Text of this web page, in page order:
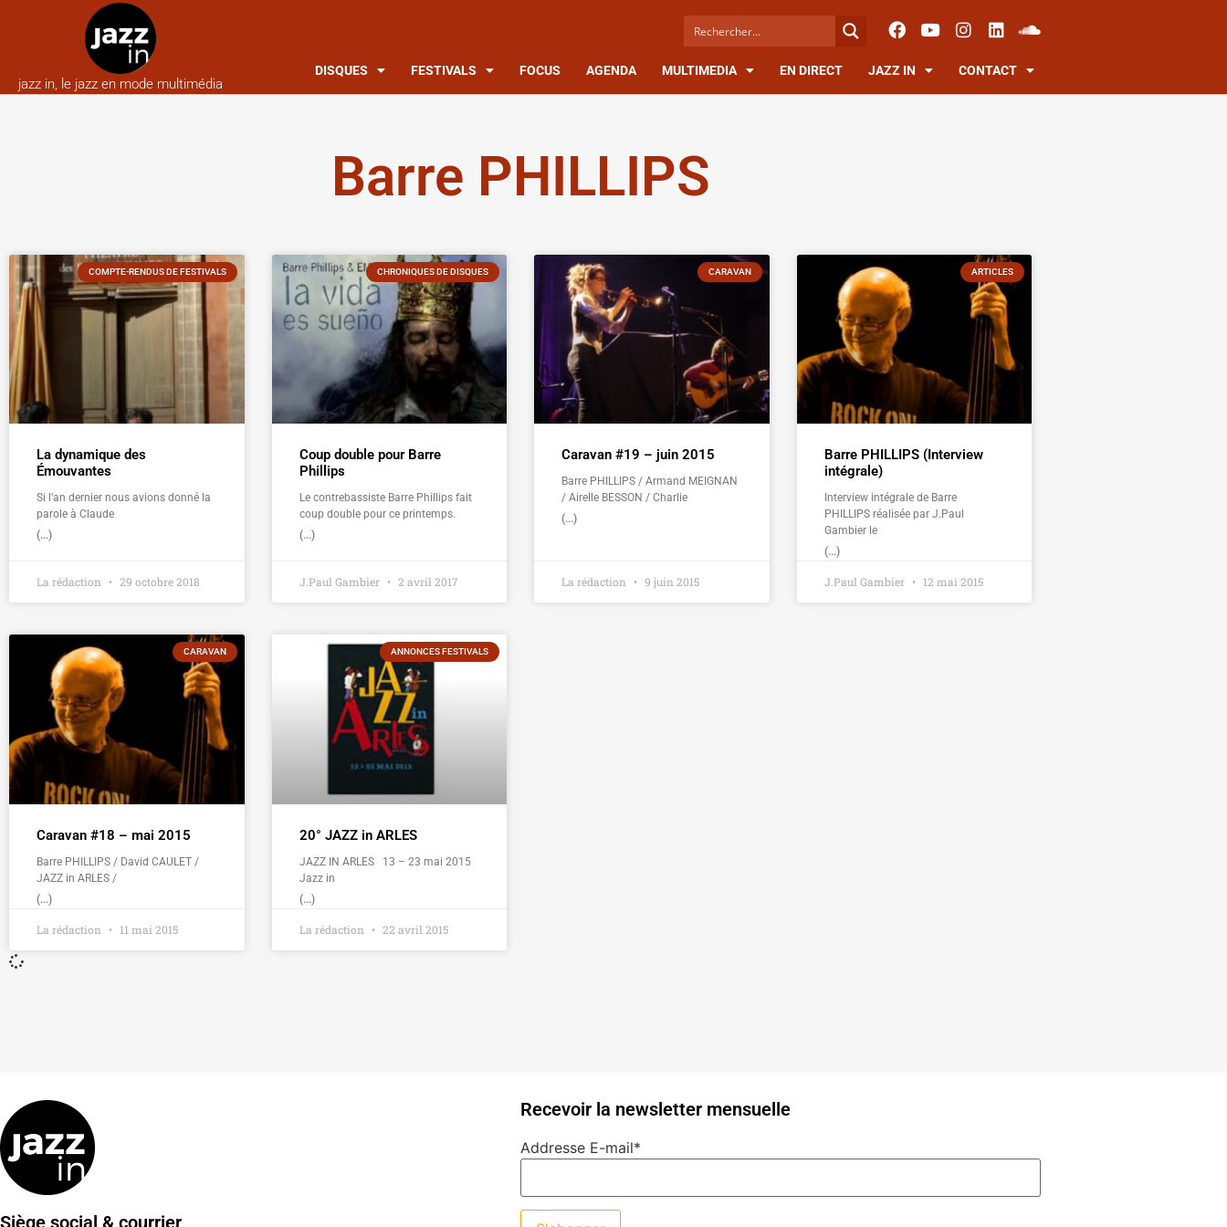
jazz in, le jazz en mode multimédia
DISQUES FESTIVALS FOCUS AGENDA MULTIMEDIA EN DIRECT JAZZ IN CONTACT
Barre PHILLIPS
COMPTE-RENDUS DE FESTIVALS
La dynamique des
Émouvantes
Si l’an dernier nous avions donné la
parole à Claude
(...)
La rédaction 29 octobre 2018
CHRONIQUES DE DISQUES
Coup double pour Barre
Phillips
Le contrebassiste Barre Phillips fait
coup double pour ce printemps.
(...)
J.Paul Gambier 2 avril 2017
CARAVAN
Caravan #19 – juin 2015
Barre PHILLIPS / Armand MEIGNAN
/ Airelle BESSON / Charlie
(...)
La rédaction 9 juin 2015
ARTICLES
Barre PHILLIPS (Interview
intégrale)
Interview intégrale de Barre
PHILLIPS réalisée par J.Paul
Gambier le
(...)
J.Paul Gambier 12 mai 2015
CARAVAN
Caravan #18 – mai 2015
Barre PHILLIPS / David CAULET /
JAZZ in ARLES /
(...)
La rédaction 11 mai 2015
ANNONCES FESTIVALS
20° JAZZ in ARLES
JAZZ IN ARLES 13 – 23 mai 2015
Jazz in
(...)
La rédaction 22 avril 2015
Siège social & courrier
Recevoir la newsletter mensuelle
Addresse E-mail*